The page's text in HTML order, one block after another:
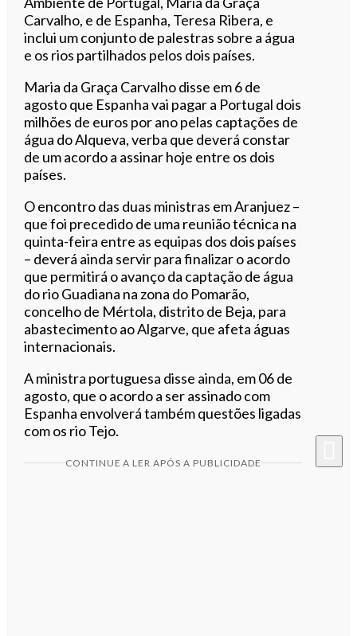
Carvalho, e de Espanha, Teresa Ribera, e
inclui um conjunto de palestras sobre a água
e os rios partilhados pelos dois países.
Maria da Graça Carvalho disse em 6 de
agosto que Espanha vai pagar a Portugal dois
milhões de euros por ano pelas captações de
água do Alqueva, verba que deverá constar
de um acordo a assinar hoje entre os dois
países.
O encontro das duas ministras em Aranjuez –
que foi precedido de uma reunião técnica na
quinta-feira entre as equipas dos dois países
– deverá ainda servir para finalizar o acordo
que permitirá o avanço da captação de água
do rio Guadiana na zona do Pomarão,
concelho de Mértola, distrito de Beja, para
abastecimento ao Algarve, que afeta águas
internacionais.
A ministra portuguesa disse ainda, em 06 de
agosto, que o acordo a ser assinado com
Espanha envolverá também questões ligadas
com os rio Tejo.
CONTINUE A LER APÓS A PUBLICIDADE